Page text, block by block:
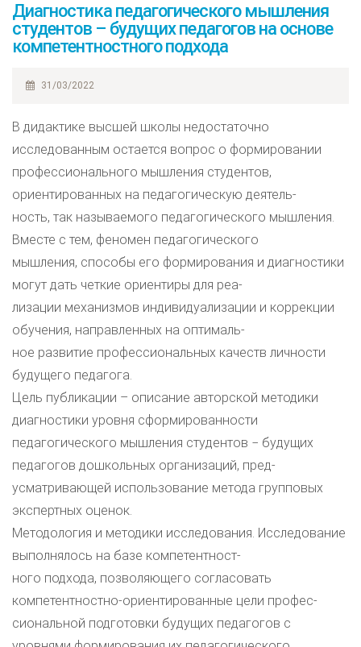
Диагностика педагогического мышления
студентов – будущих педагогов на основе
компетентностного подхода
31/03/2022
В дидактике высшей школы недостаточно
исследованным остается вопрос о формировании
профессионального мышления студентов,
ориентированных на педагогическую деятель-
ность, так называемого педагогического мышления.
Вместе с тем, феномен педагогического
мышления, способы его формирования и диагностики
могут дать четкие ориентиры для реа-
лизации механизмов индивидуализации и коррекции
обучения, направленных на оптималь-
ное развитие профессиональных качеств личности
будущего педагога.
Цель публикации – описание авторской методики
диагностики уровня сформированности
педагогического мышления студентов − будущих
педагогов дошкольных организаций, пред-
усматривающей использование метода групповых
экспертных оценок.
Методология и методики исследования. Исследование
выполнялось на базе компетентност-
ного подхода, позволяющего согласовать
компетентностно-ориентированные цели профес-
сиональной подготовки будущих педагогов с